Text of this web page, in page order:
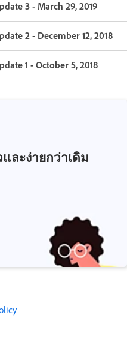
3 - March 29, 2019
2 - December 12, 2018
1 - October 5, 2018
ละง่ายกว่าเดิม